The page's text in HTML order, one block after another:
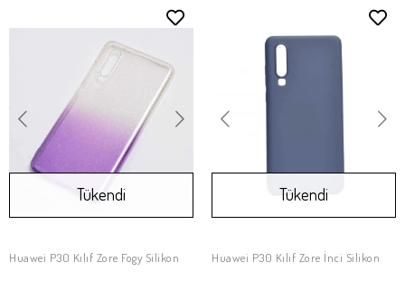
Stokta Yok
Tükendi
Huawei P30 Kılıf Zore Fogy Silikon
Stokta Yok
Tükendi
Huawei P30 Kılıf Zore İnci Silikon